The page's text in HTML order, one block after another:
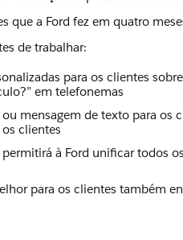
que a Ford fez em quatro
de trabalhar:
para os clientes
em telefonemas
mensagem de texto para os
clientes
à Ford unificar todos
para os clientes também